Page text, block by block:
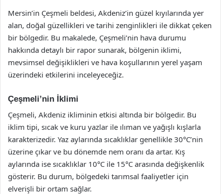
Mersin’in Çeşmeli beldesi, Akdeniz’in güzel kıyılarında yer
alan, doğal güzellikleri ve tarihi zenginlikleri ile dikkat çeken
bir bölgedir. Bu makalede, Çeşmeli’nin hava durumu
hakkında detaylı bir rapor sunarak, bölgenin iklimi,
mevsimsel değişiklikleri ve hava koşullarının yerel yaşam
üzerindeki etkilerini inceleyeceğiz.
Çeşmeli’nin İklimi
Çeşmeli, Akdeniz ikliminin etkisi altında bir bölgedir. Bu
iklim tipi, sıcak ve kuru yazlar ile ılıman ve yağışlı kışlarla
karakterizedir. Yaz aylarında sıcaklıklar genellikle 30°C’nin
üzerine çıkar ve bu dönemde nem oranı da artar. Kış
aylarında ise sıcaklıklar 10°C ile 15°C arasında değişkenlik
gösterir. Bu durum, bölgedeki tarımsal faaliyetler için
elverişli bir ortam sağlar.